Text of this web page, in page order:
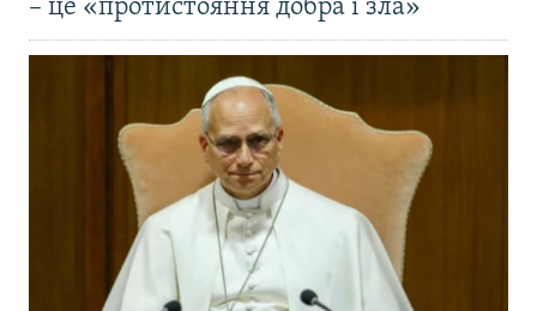
– це «протистояння добра і зла»